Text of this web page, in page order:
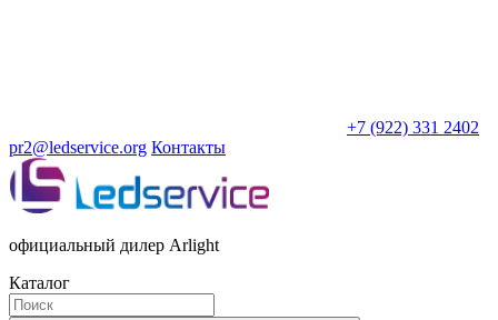
+7 (922) 331 2402
pr2@ledservice.org Контакты
официальный дилер Arlight
Каталог